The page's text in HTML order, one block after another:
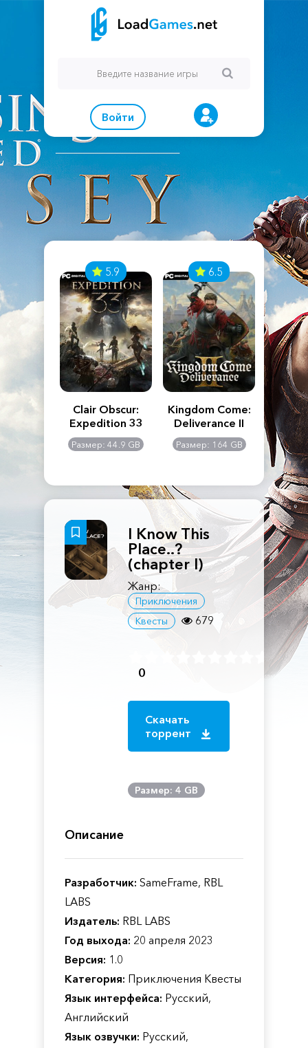
Войти
Creed
5.9
Clair Obscur:
Expedition 33
Размер: 44.9 GB
6.5
Kingdom Come:
Deliverance II
Размер: 164 GB
The
I Know This
Place..?
(chapter I)
Жанр:
Приключения
Квесты
679
0
Скачать
торрент
Размер: 4 GB
Описание
Разработчик: SameFrame, RBL
LABS
Издатель: RBL LABS
Год выхода: 20 апреля 2023
Версия: 1.0
Категория: Приключения Квесты
Язык интерфейса: Русский,
Английский
Язык озвучки: Русский,